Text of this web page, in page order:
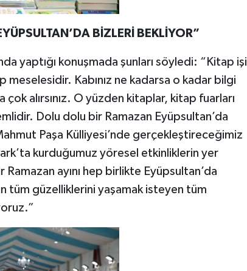
BİZLERİ BEKLİYOR”
yaptığı konuşmada şunları söyledi: “Kitap işi
Kabınız ne kadarsa o kadar bilgi
çok alırsınız. O yüzden kitaplar, kitap fuarları
Dolu dolu bir Ramazan Eyüpsultan’da
Paşa Külliyesi’nde gerçekleştireceğimiz
kurduğumuz yöresel etkinliklerin yer
Ramazan ayını hep birlikte Eyüpsultan’da
tüm güzelliklerini yaşamak isteyen tüm